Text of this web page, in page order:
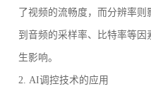
了视频的流畅度，而分辨率
到音频的采样率、比特率等
生影响。
2. AI调控技术的应用